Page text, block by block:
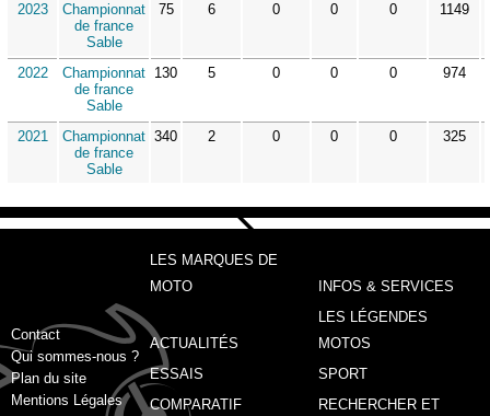
2023
Championnat
de france
Sable
75 6 0 0 0 1149
2022
Championnat
de france
Sable
130 5 0 0 0 974
2021
Championnat
de france
Sable
340 2 0 0 0 325
Contact
Qui sommes-nous ?
Plan du site
Mentions Légales
LES MARQUES DE
MOTO
INFOS & SERVICES
ACTUALITÉS
LES LÉGENDES
MOTOS
ESSAIS
SPORT
COMPARATIF
RECHERCHER ET